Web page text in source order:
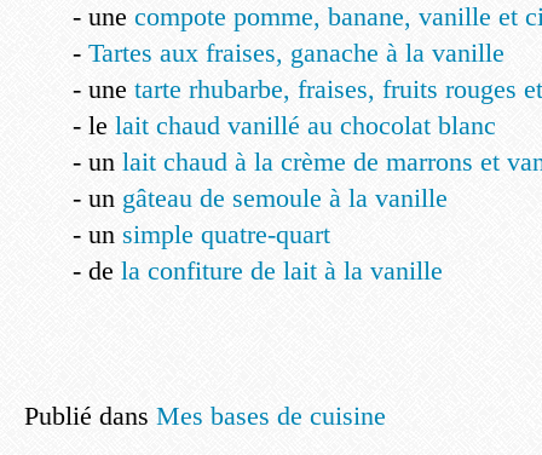
- une compote pomme, banane, vanille et
- Tartes aux fraises, ganache à la vanille
- une tarte rhubarbe, fraises, fruits rouges
- le lait chaud vanillé au chocolat blanc
- un lait chaud à la crème de marrons et
- un gâteau de semoule à la vanille
- un simple quatre-quart
- de la confiture de lait à la vanille
Publié dans Mes bases de cuisine